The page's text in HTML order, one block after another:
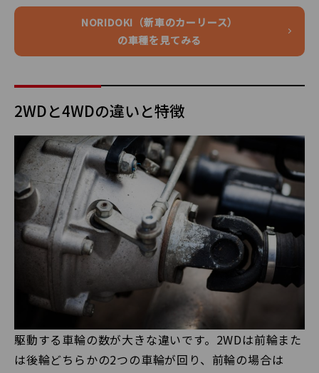
NORIDOKI（新車のカーリース）
の車種を見てみる
2WDと4WDの違いと特徴
駆動する車輪の数が大きな違いです。2WDは前輪また
は後輪どちらかの2つの車輪が回り、前輪の場合は